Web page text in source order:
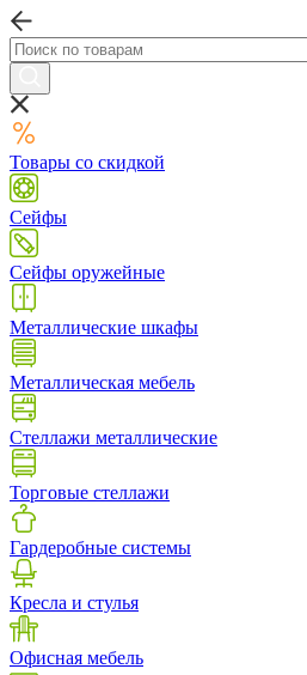
Товары со скидкой
Сейфы
Сейфы оружейные
Металлические шкафы
Металлическая мебель
Стеллажи металлические
Торговые стеллажи
Гардеробные системы
Кресла и стулья
Офисная мебель